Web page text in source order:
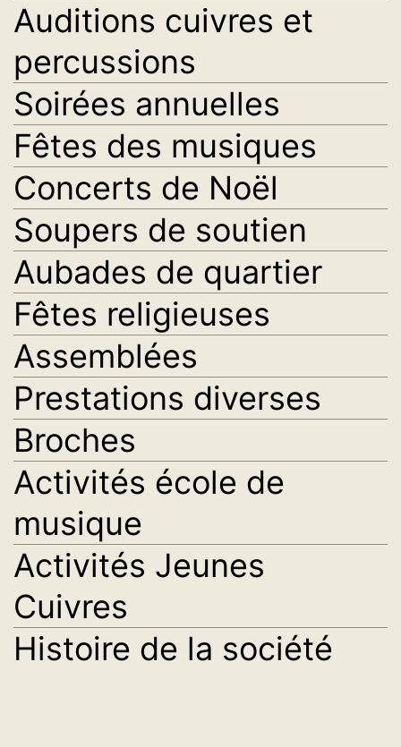
Auditions cuivres et
percussions
Soirées annuelles
Fêtes des musiques
Concerts de Noël
Soupers de soutien
Aubades de quartier
Fêtes religieuses
Assemblées
Prestations diverses
Broches
Activités école de
musique
Activités Jeunes
Cuivres
Histoire de la société